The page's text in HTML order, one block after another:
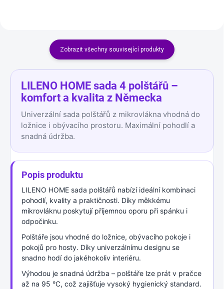
Zobrazit všechny související produkty
LILENO HOME sada 4 polštářů –
komfort a kvalita z Německa
Univerzální sada polštářů z mikrovlákna vhodná do
ložnice i obývacího prostoru. Maximální pohodlí a
snadná údržba.
Popis produktu
LILENO HOME sada polštářů nabízí ideální kombinaci
pohodlí, kvality a praktičnosti. Díky měkkému
mikrovláknu poskytují příjemnou oporu při spánku i
odpočinku.
Polštáře jsou vhodné do ložnice, obývacího pokoje i
pokojů pro hosty. Díky univerzálnímu designu se
snadno hodí do jakéhokoliv interiéru.
Výhodou je snadná údržba – polštáře lze prát v pračce
až na 95 °C, což zajišťuje vysoký hygienický standard.